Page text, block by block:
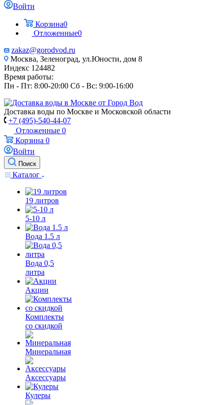
Войти
Корзина0
Отложенные0
zakaz@gorodvod.ru
Москва, Зеленоград, ул.Юности, дом 8
Индекс 124482
Время работы:
Пн - Пт: 8:00-20:00 Сб - Вс: 9:00-16:00
Доставка воды по Москве и Московской области
+7 (495)-540-44-07
Отложенные 0
Корзина 0
Войти
Поиск
Каталог
19 литров
5-10 л
Вода 1.5 л
Вода 0,5
литра
Акции
Комплекты
со скидкой
Минеральная
Аксессуары
Кулеры